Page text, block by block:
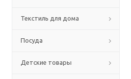
Текстиль для дома
Посуда
Детские товары